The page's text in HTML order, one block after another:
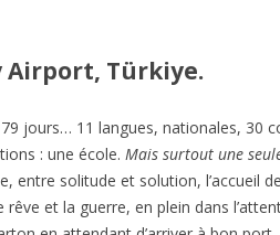
Airport, Türkiye.
jours… 11 langues, nationales, 30
: une école. Mais surtout une
entre solitude et solution, l’accueil
et la guerre, en plein dans